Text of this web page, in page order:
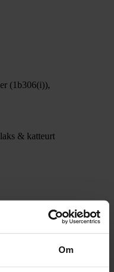
Om
(1b306(i)),
& katteurt
på emballagen.